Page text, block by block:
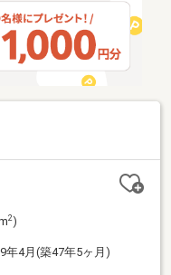
2)
年4月(築47年5ヶ月)